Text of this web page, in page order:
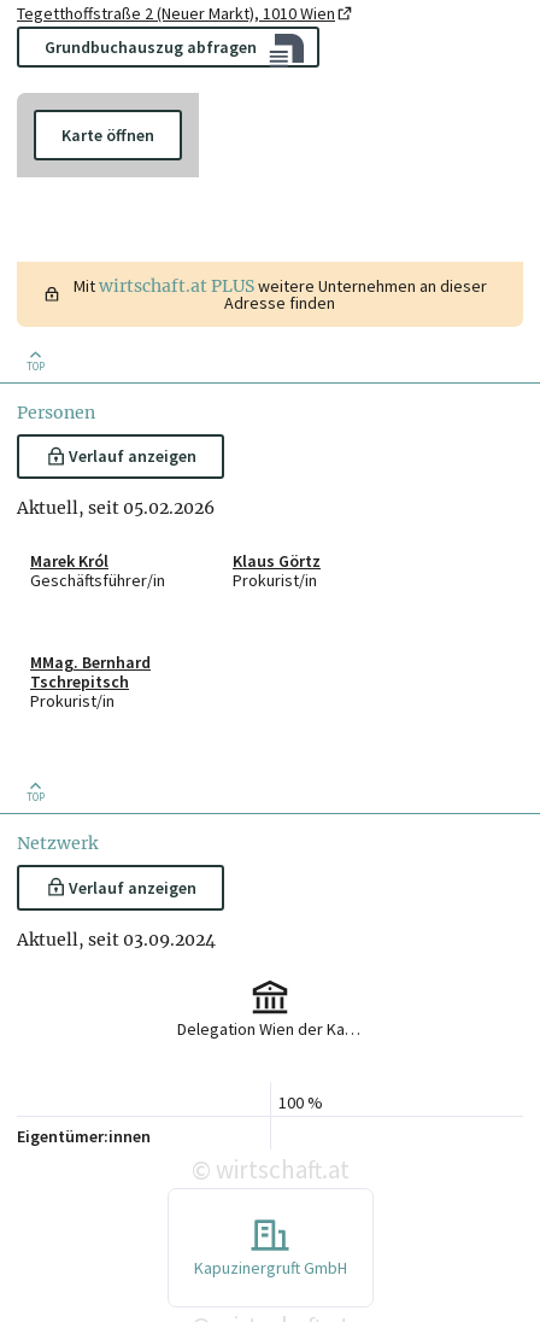
Tegetthoffstraße 2 (Neuer Markt), 1010 Wien
Grundbuchauszug abfragen
Karte öffnen
Mitwirtschaft.at PLUSweitere Unternehmen an dieser
Adresse finden
TOP
Personen
Verlauf anzeigen
Aktuell, seit 05.02.2026
Marek Król
Geschäftsführer/in
Klaus Görtz
Prokurist/in
MMag. Bernhard
Tschrepitsch
Prokurist/in
TOP
Netzwerk
Verlauf anzeigen
Aktuell, seit 03.09.2024
Delegation Wien der Kapuziner
100 %
Eigentümer:innen
© wirtschaft.at
Kapuzinergruft GmbH